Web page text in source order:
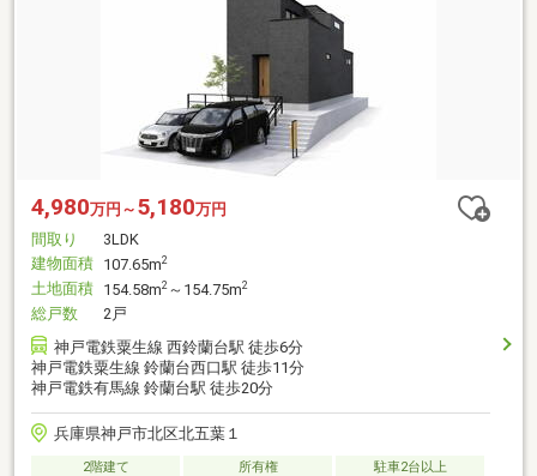
4,980万円～ 5,180万円
間取り
3LDK
建物面積 107.65m2
土地面積 154.58m2 ～154.75m2
総戸数
2戸
神戸電鉄粟生線 西鈴蘭台駅 徒歩6分
神戸電鉄粟生線 鈴蘭台西口駅 徒歩11分
神戸電鉄有馬線 鈴蘭台駅 徒歩20分
兵庫県神戸市北区北五葉１
2階建て 所有権
駐車2台以上